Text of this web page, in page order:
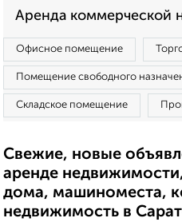
Аренда коммерческой
Офисное помещение
Помещение свободного
Складское помещение
Свежие, новые
аренде
дома, машиноместа,
недвижимость в